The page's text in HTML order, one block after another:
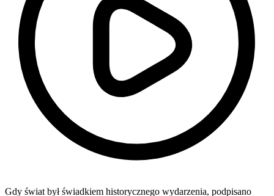
Gdy świat był świadkiem historycznego wydarzenia, podpisano